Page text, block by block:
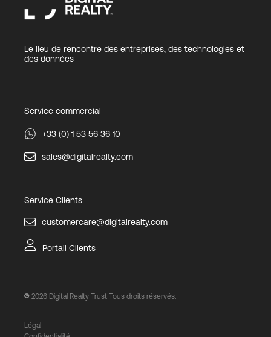
Le lieu de rencontre des entreprises, des technologies et
des données
Service commercial
+33 (0) 1 53 56 36 10
sales@digitalrealty.com
Service Clients
customercare@digitalrealty.com
Portail Clients
2026 Digital Realty Trust Tous droits réservés.
Légal